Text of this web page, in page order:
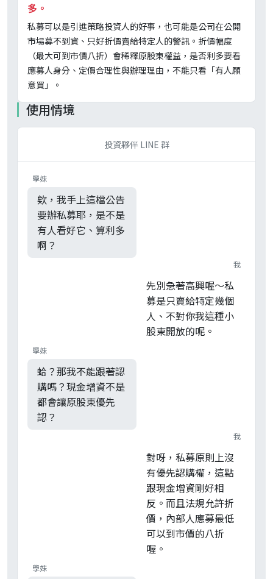
多。
私募可以是引進策略投資人的好事，也可能是公司在公開
市場募不到資、只好折價賣給特定人的警訊。折價幅度
（最大可到市價八折）會稀釋原股東權益，是否利多要看
應募人身分、定價合理性與辦理理由，不能只看「有人願
意買」。
使用情境
投資夥伴 LINE 群
學妹
欸，我手上這檔公告
要辦私募耶，是不是
有人看好它、算利多
啊？
我
先別急著高興喔～私
募是只賣給特定幾個
人、不對你我這種小
股東開放的呢。
學妹
蛤？那我不能跟著認
購嗎？現金增資不是
都會讓原股東優先
認？
我
對呀，私募原則上沒
有優先認購權，這點
跟現金增資剛好相
反。而且法規允許折
價，內部人應募最低
可以到市價的八折
喔。
學妹